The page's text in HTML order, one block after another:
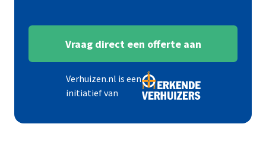
Vraag direct een offerte aan
Verhuizen.nl is een
initiatief van